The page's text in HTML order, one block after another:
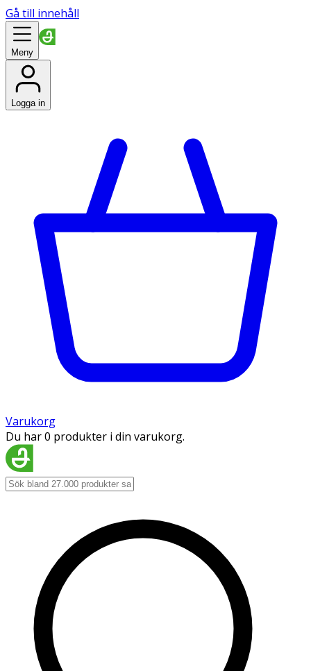
Gå till innehåll
Meny
Logga in
Varukorg
Du har 0 produkter i din varukorg.